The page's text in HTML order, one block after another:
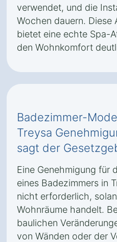
verwendet, und die
Wochen dauern. Diese
bietet eine echte Spa-
den Wohnkomfort
Badezimmer-
Treysa
sagt der
Eine Genehmigung für
eines Badezimmers in
nicht erforderlich,
Wohnräume handelt.
baulichen
von Wänden oder der